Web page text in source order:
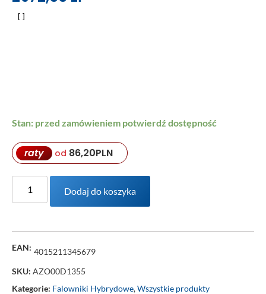
Stan: przed zamówieniem potwierdź dostępność
raty od 86,20PLN
Dodaj do koszyka
EAN: 4015211345679
SKU: AZO00D1355
Kategorie: Falowniki Hybrydowe,Wszystkie produkty